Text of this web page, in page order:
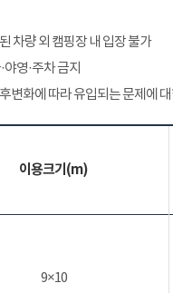
차량 외 캠핑장 내 입장 불가
영·주차 금지
변화에 따라 유입되는 문제에
이용크기(m)
9×10